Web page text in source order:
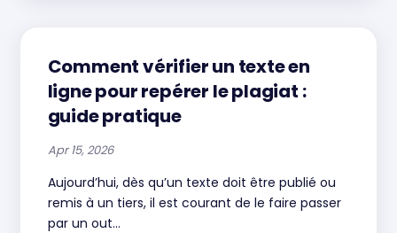
Comment vérifier un texte en
ligne pour repérer le plagiat :
guide pratique
Apr 15, 2026
Aujourd’hui, dès qu’un texte doit être publié ou
remis à un tiers, il est courant de le faire passer
par un out...